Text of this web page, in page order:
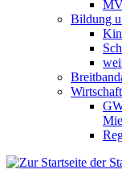
Bildung